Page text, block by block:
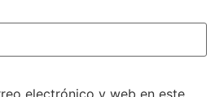
electrónico y web en este